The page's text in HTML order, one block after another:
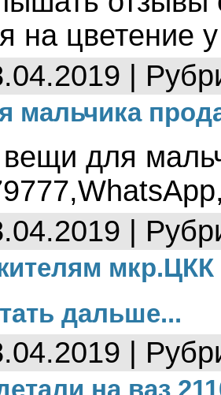
на цветение
|
мальчика
для
|
мкр.ЦКК
дальше...
|
на ваз